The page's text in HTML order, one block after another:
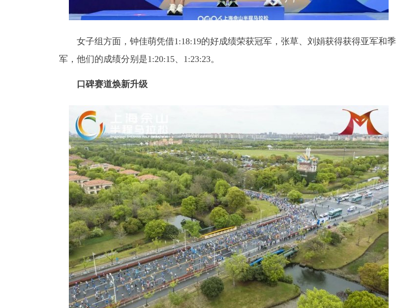
女子组方面，钟佳萌凭借1:18:19的好成绩荣获冠军，张草、刘娟获得获得亚军和季
军，他们的成绩分别是1:20:15、1:23:23。
口碑赛道焕新升级